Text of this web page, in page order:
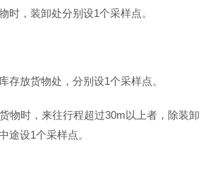
时，装卸处分别设1个采样点。
存放货物处，分别设1个采样点。
物时，来往行程超过30m以上者，除装卸
途设1个采样点。